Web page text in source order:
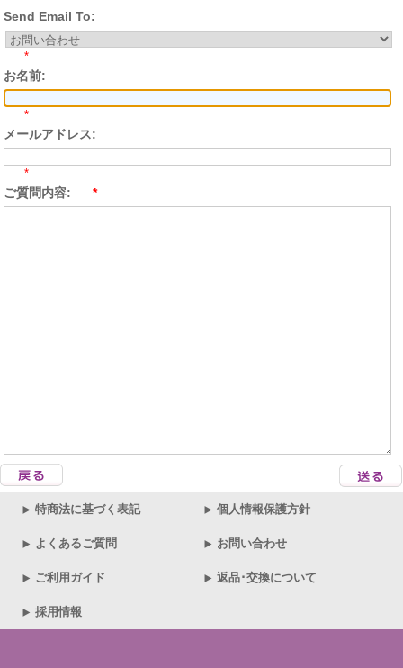
Send Email To:
*
お名前:
*
メールアドレス:
*
ご質問内容: *
特商法に基づく表記 個人情報保護方針
よくあるご質問 お問い合わせ
ご利用ガイド 返品･交換について
採用情報